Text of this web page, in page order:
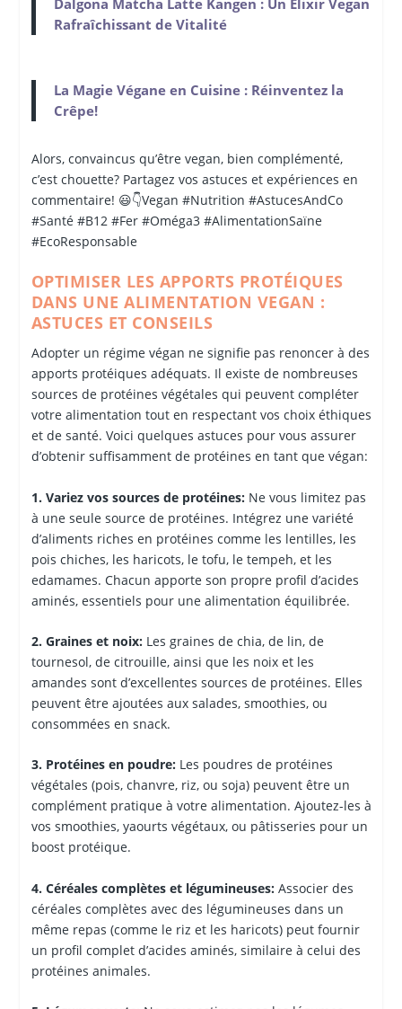
Rafraîchissant de Vitalité
La Magie Végane en Cuisine : Réinventez la
Crêpe!
Alors, convaincus qu’être vegan, bien complémenté,
c’est chouette? Partagez vos astuces et expériences en
commentaire! 😃👇Vegan #Nutrition #AstucesAndCo
#Santé #B12 #Fer #Oméga3 #AlimentationSaïne
#EcoResponsable
OPTIMISER LES APPORTS PROTÉIQUES
DANS UNE ALIMENTATION VEGAN :
ASTUCES ET CONSEILS
Adopter un régime végan ne signifie pas renoncer à des
apports protéiques adéquats. Il existe de nombreuses
sources de protéines végétales qui peuvent compléter
votre alimentation tout en respectant vos choix éthiques
et de santé. Voici quelques astuces pour vous assurer
d’obtenir suffisamment de protéines en tant que végan:
1. Variez vos sources de protéines:Ne vous limitez pas
à une seule source de protéines. Intégrez une variété
d’aliments riches en protéines comme les lentilles, les
pois chiches, les haricots, le tofu, le tempeh, et les
edamames. Chacun apporte son propre profil d’acides
aminés, essentiels pour une alimentation équilibrée.
2. Graines et noix:Les graines de chia, de lin, de
tournesol, de citrouille, ainsi que les noix et les
amandes sont d’excellentes sources de protéines. Elles
peuvent être ajoutées aux salades, smoothies, ou
consommées en snack.
3. Protéines en poudre:Les poudres de protéines
végétales (pois, chanvre, riz, ou soja) peuvent être un
complément pratique à votre alimentation. Ajoutez-les à
vos smoothies, yaourts végétaux, ou pâtisseries pour un
boost protéique.
4. Céréales complètes et légumineuses:Associer des
céréales complètes avec des légumineuses dans un
même repas (comme le riz et les haricots) peut fournir
un profil complet d’acides aminés, similaire à celui des
protéines animales.